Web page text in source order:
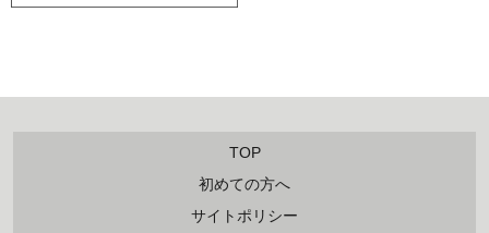
TOP
初めての方へ
サイトポリシー